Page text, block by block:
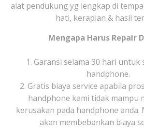
alat pendukung yg lengkap di
hati, kerapian & hasil
Mengapa Harus Repair
1. Garansi selama 30 hari untuk
handphone.
2. Gratis biaya service apabila
handphone kami tidak mampu
kerusakan pada handphone anda.
akan membebankan biaya